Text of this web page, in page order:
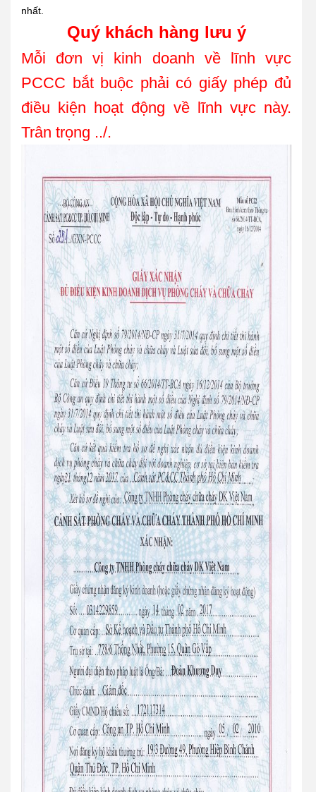
nhất.
Quý khách hàng lưu ý
Mỗi đơn vị kinh doanh về lĩnh vực
PCCC bắt buộc phải có giấy phép đủ
điều kiện hoạt động về lĩnh vực này.
Trân trọng ../.